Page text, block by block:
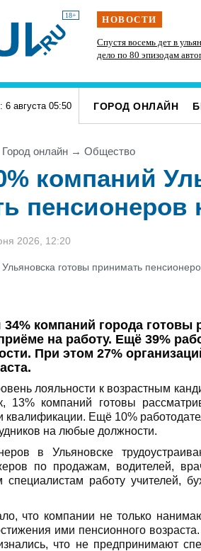
18+ НОВОСТИ
Спустя восемь дет в
дело по 80 эпизодам
6 августа05:50 ГОРОД ОНЛАЙН
Город онлайн → Общество
компаний
пенсионеров
2026, 12:20
34% компаний города
на работу. Ещё 39%
При этом 27%
лояльности к возрастным
13% компаний готовы
квалификации. Ещё 10%
на любые должности.
в Ульяновске
по продажам, водителей,
специалистам работу учителей,
что компании не только
ими пенсионного
что не предпринимают